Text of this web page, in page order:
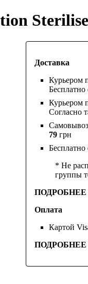
Доставка
Курьером
Бесплатно
Курьером
Согласно
79 грн
Бесплатно
* Не
группы
Оплата
Картой